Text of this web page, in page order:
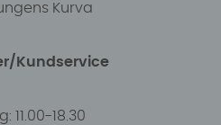
Kurva
Kundservice
11.00-18.30